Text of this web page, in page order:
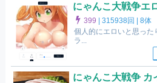
にゃんこ大戦争エ
399 |315938回 |8体
個人的にエロいと思った
ラ...
にゃんこ大戦争 カ